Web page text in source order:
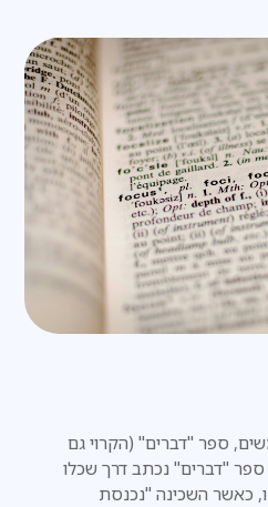
ספר "דברים" (הקרוי גם
"דברים" נכתב דרך שכלו
כאשר השכינה "נכנסת